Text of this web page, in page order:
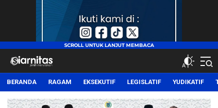
siarnitas
Jernih Menyiarkan
BERANDA RAGAM EKSEKUTIF LEGISLATIF YUDIKATIF